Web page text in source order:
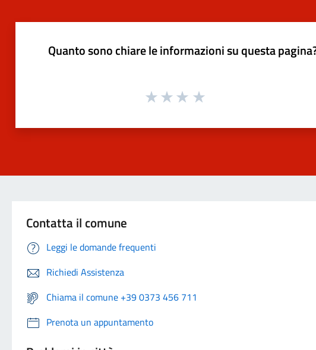
Quanto sono chiare le informazioni su questa
Contatta il comune
Leggi le domande frequenti
Richiedi Assistenza
Chiama il comune +39 0373 456 711
Prenota un appuntamento